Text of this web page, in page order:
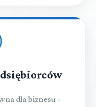
dla biznesu -